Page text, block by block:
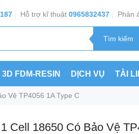
| Hỗ trợ kĩ thuật 0965832437| Phản
3D FDM-RESIN DỊCH VỤ TÀI
Vệ TP4056 1A Type C
Cell 18650 Có Bảo Vệ